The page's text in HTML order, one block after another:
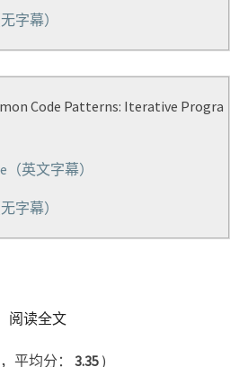
字幕）
Code Patterns: Iterative Progra
（英文字幕）
字幕）
阅读全文READ MORE
平均分： 3.35 )